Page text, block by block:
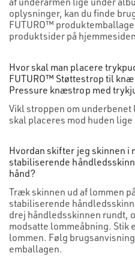
oplysninger, kan du finde
FUTURO™
produktsider på
Hvor skal man placere
FUTURO™ Støttestrop til knæ
Pressure knæstrop med
Vikl stroppen om
skal placeres mod huden
Hvordan skifter jeg skinnen i
stabiliserende
hånd?
Træk skinnen ud af lommen
stabiliserende
drej håndledsskinnen rundt,
modsatte lommeåbning. Stik
lommen. Følg
emballagen.